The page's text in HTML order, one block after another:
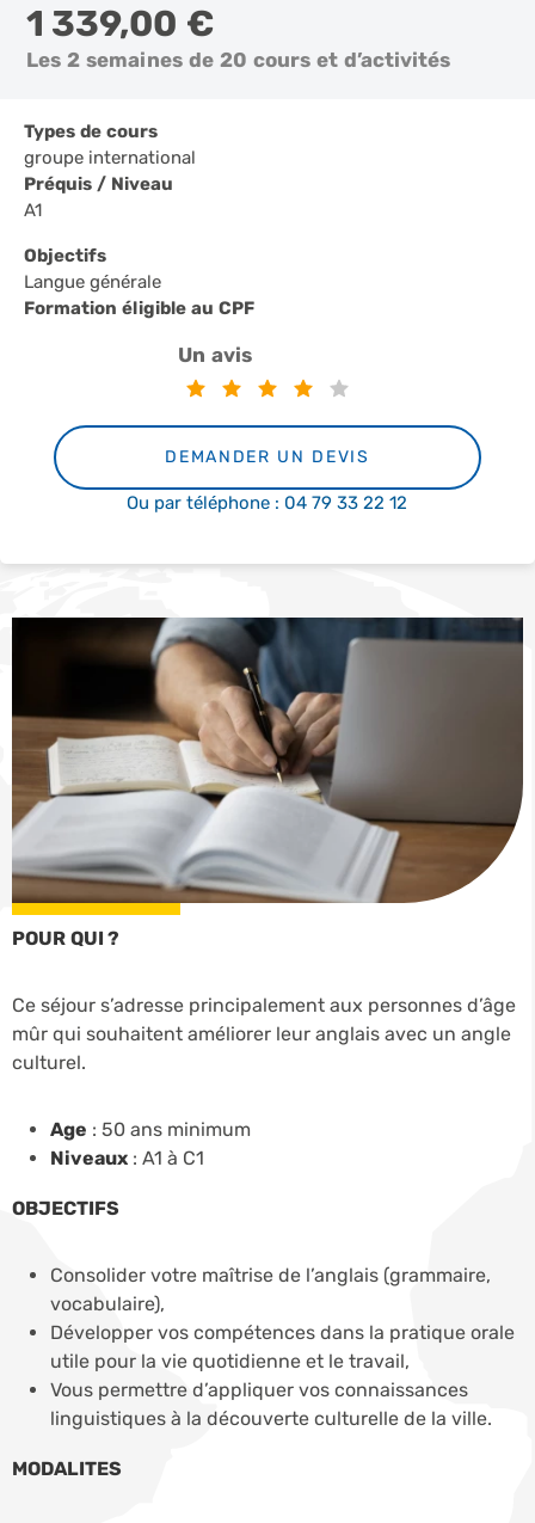
1 339,00 €
Les 2 semaines de 20 cours et d’activités
Types de cours
groupe international
Préquis / Niveau
A1
Objectifs
Langue générale
Formation éligible au CPF
Un avis
DEMANDER UN DEVIS
Ou par téléphone : 04 79 33 22 12
POUR QUI ?
Ce séjour s’adresse principalement aux personnes d’âge
mûr qui souhaitent améliorer leur anglais avec un angle
culturel.
Age : 50 ans minimum
Niveaux : A1 à C1
OBJECTIFS
Consolider votre maîtrise de l’anglais (grammaire,
vocabulaire),
Développer vos compétences dans la pratique orale
utile pour la vie quotidienne et le travail,
Vous permettre d’appliquer vos connaissances
linguistiques à la découverte culturelle de la ville.
MODALITES